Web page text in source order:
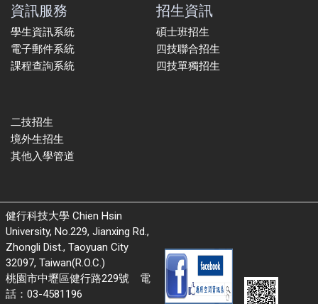
資訊服務
學生資訊系統
電子郵件系統
課程查詢系統
招生資訊
碩士班招生
四技聯合招生
四技單獨招生
二技招生
境外生招生
其他入學管道
健行科技大學 Chien Hsin
University, No.229, Jianxing Rd.,
Zhongli Dist., Taoyuan City
32097, Taiwan(R.O.C.)
桃園市中壢區健行路229號 電
話：03-4581196